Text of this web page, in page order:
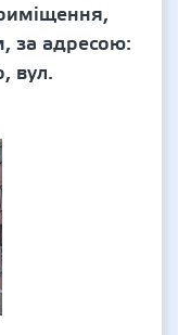
за адресою:
вул.